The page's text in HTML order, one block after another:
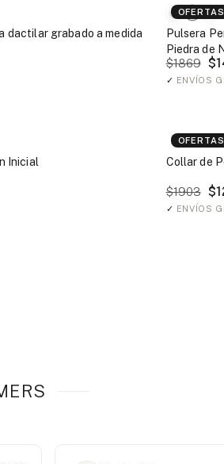
dactilar grabado a medida
OFERTAS
Pulsera
Piedra de
$1869
✓ ENVÍOS
Inicial
OFERTAS
Collar de
$1903
✓ ENVÍOS